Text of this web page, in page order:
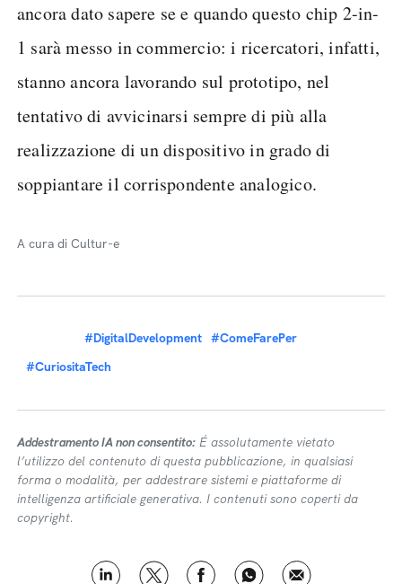
ancora dato sapere se e quando questo chip 2-in-
1 sarà messo in commercio: i ricercatori, infatti,
stanno ancora lavorando sul prototipo, nel
tentativo di avvicinarsi sempre di più alla
realizzazione di un dispositivo in grado di
soppiantare il corrispondente analogico.
A cura di Cultur-e
#DigitalDevelopment #ComeFarePer
#CuriositaTech
Addestramento IA non consentito: É assolutamente vietato
l’utilizzo del contenuto di questa pubblicazione, in qualsiasi
forma o modalità, per addestrare sistemi e piattaforme di
intelligenza artificiale generativa. I contenuti sono coperti da
copyright.